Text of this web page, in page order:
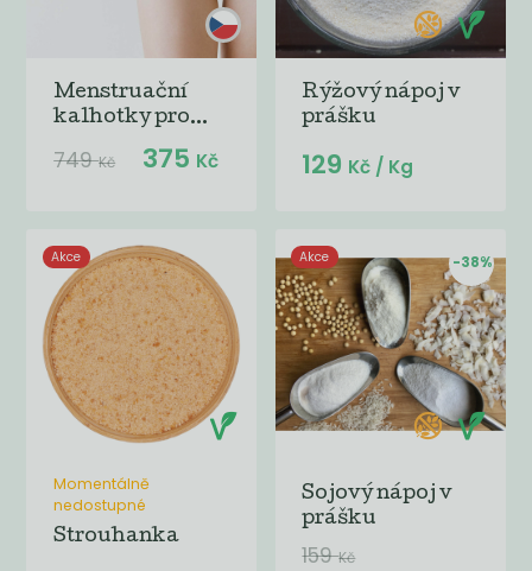
Menstruační
kalhotky pro...
749Kč 375 Kč
Rýžový nápoj v
prášku
129 Kč / Kg
Akce
Momentálně
nedostupné
Strouhanka
Akce -38%
Sojový nápoj v
prášku
159Kč